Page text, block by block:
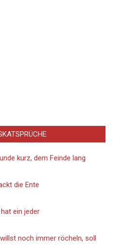
kurz, dem Feinde lang
die Ente
ein jeder
noch immer röcheln, soll